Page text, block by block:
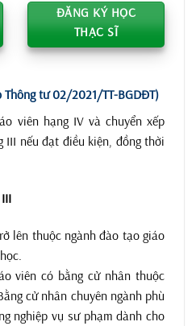
ĐĂNG KÝ HỌC
THẠC SĨ
tư 02/2021/TT-BGDĐT)
viên hạng IV và chuyển xếp
III nếu đạt điều kiện, đồng thời
lên thuộc ngành đào tạo giáo
viên có bằng cử nhân thuộc
cử nhân chuyên ngành phù
nghiệp vụ sư phạm dành cho